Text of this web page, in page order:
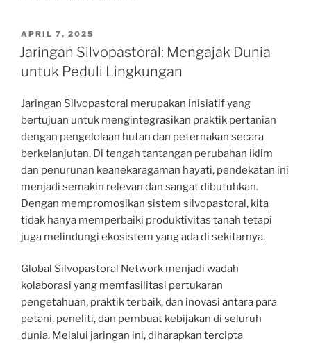
POSTED
ON
APRIL 7, 2025
Jaringan Silvopastoral: Mengajak Dunia
untuk Peduli Lingkungan
Jaringan Silvopastoral merupakan inisiatif yang
bertujuan untuk mengintegrasikan praktik pertanian
dengan pengelolaan hutan dan peternakan secara
berkelanjutan. Di tengah tantangan perubahan iklim
dan penurunan keanekaragaman hayati, pendekatan ini
menjadi semakin relevan dan sangat dibutuhkan.
Dengan mempromosikan sistem silvopastoral, kita
tidak hanya memperbaiki produktivitas tanah tetapi
juga melindungi ekosistem yang ada di sekitarnya.
Global Silvopastoral Network menjadi wadah
kolaborasi yang memfasilitasi pertukaran
pengetahuan, praktik terbaik, dan inovasi antara para
petani, peneliti, dan pembuat kebijakan di seluruh
dunia. Melalui jaringan ini, diharapkan tercipta